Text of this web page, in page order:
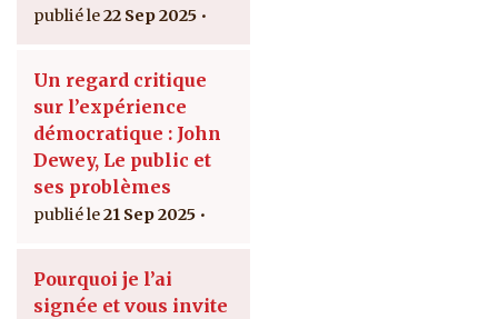
22 Sep 2025
Un regard critique
sur l’expérience
démocratique : John
Dewey, Le public et
ses problèmes
21 Sep 2025
Pourquoi je l’ai
signée et vous invite